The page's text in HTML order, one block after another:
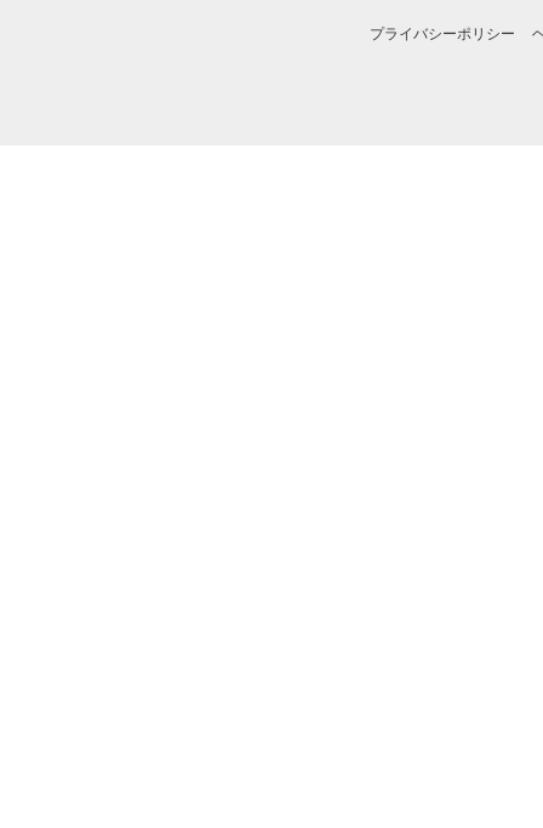
プライバシーポリシー